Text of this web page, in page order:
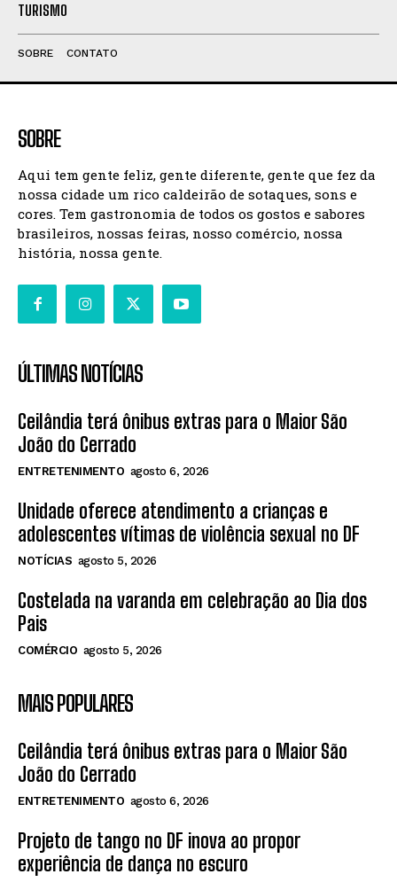
TURISMO
SOBRE CONTATO
SOBRE
Aqui tem gente feliz, gente diferente, gente que fez da
nossa cidade um rico caldeirão de sotaques, sons e
cores. Tem gastronomia de todos os gostos e sabores
brasileiros, nossas feiras, nosso comércio, nossa
história, nossa gente.
ÚLTIMAS NOTÍCIAS
Ceilândia terá ônibus extras para o Maior São
João do Cerrado
ENTRETENIMENTO agosto 6, 2026
Unidade oferece atendimento a crianças e
adolescentes vítimas de violência sexual no DF
NOTÍCIAS agosto 5, 2026
Costelada na varanda em celebração ao Dia dos
Pais
COMÉRCIO agosto 5, 2026
MAIS POPULARES
Ceilândia terá ônibus extras para o Maior São
João do Cerrado
ENTRETENIMENTO agosto 6, 2026
Projeto de tango no DF inova ao propor
experiência de dança no escuro